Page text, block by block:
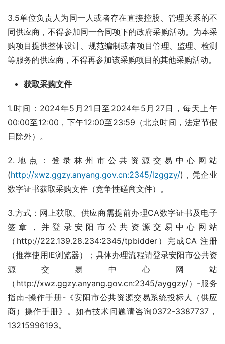
3.5单位负责人为同一人或者存在直接控股、管理关系的不
同供应商，不得参加同一合同项下的政府采购活动。为本采
购项目提供整体设计、规范编制或者项目管理、监理、检测
等服务的供应商，不得再参加该采购项目的其他采购活动。
获取采购文件
1.时间：2024年5月21日至2024年5月27日，每天上午
00:00至12:00，下午12:00至23:59（北京时间，法定节假
日除外）。
2.地点：登录林州市公共资源交易中心网站
(http://xwz.ggzy.anyang.gov.cn:2345/lzggzy/)，凭企业
数字证书获取采购文件（竞争性磋商文件）。
3.方式：网上获取。供应商需提前办理CA数字证书及电子
签章，并登录安阳市公共资源交易中心网站
（http://222.139.28.234:2345/tpbidder）完成CA 注册
（推荐使用IE浏览器）；具体办理流程请登录安阳市公共资
源交易中心网站
（http://xwz.ggzy.anyang.gov.cn:2345/ayggzy/）-服务
指南-操作手册-《安阳市公共资源交易系统投标人（供应
商）操作手册》。如有技术问题请咨询0372-3387737，
13215996193。